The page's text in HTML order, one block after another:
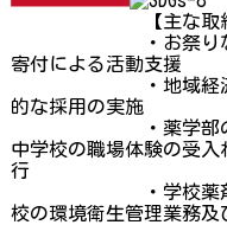
【主な取組
・ お祭り
寄付による活動支援
・ 地域経
的な採用の実施
・ 薬学部
中学校の職場体験の受入
行
・ 学校薬
校の環境衛生管理業務及